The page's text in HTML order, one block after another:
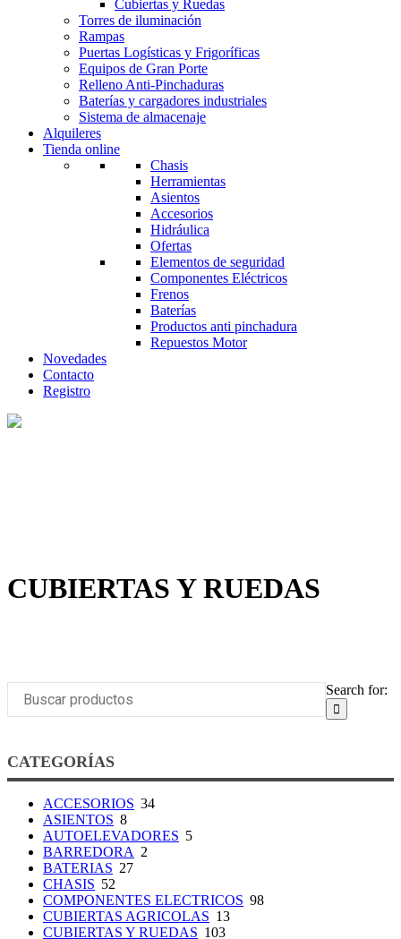
Cubiertas y Ruedas
Torres de iluminación
Rampas
Puertas Logísticas y Frigoríficas
Equipos de Gran Porte
Relleno Anti-Pinchaduras
Baterías y cargadores industriales
Sistema de almacenaje
Alquileres
Tienda online
Chasis
Herramientas
Asientos
Accesorios
Hidráulica
Ofertas
Elementos de seguridad
Componentes Eléctricos
Frenos
Baterías
Productos anti pinchadura
Repuestos Motor
Novedades
Contacto
Registro
CUBIERTAS Y RUEDAS
Search for:
CATEGORÍAS
ACCESORIOS 34
ASIENTOS 8
AUTOELEVADORES 5
BARREDORA 2
BATERIAS 27
CHASIS 52
COMPONENTES ELECTRICOS 98
CUBIERTAS AGRICOLAS 13
CUBIERTAS Y RUEDAS 103